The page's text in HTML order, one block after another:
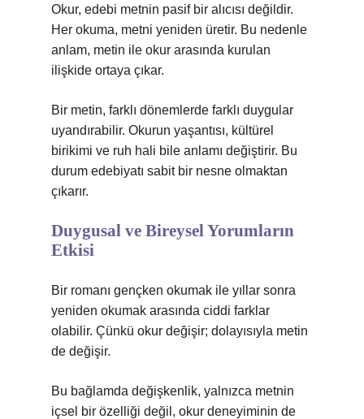
Okur, edebi metnin pasif bir alıcısı değildir.
Her okuma, metni yeniden üretir. Bu nedenle
anlam, metin ile okur arasında kurulan
ilişkide ortaya çıkar.
Bir metin, farklı dönemlerde farklı duygular
uyandırabilir. Okurun yaşantısı, kültürel
birikimi ve ruh hali bile anlamı değiştirir. Bu
durum edebiyatı sabit bir nesne olmaktan
çıkarır.
Duygusal ve Bireysel Yorumların
Etkisi
Bir romanı gençken okumak ile yıllar sonra
yeniden okumak arasında ciddi farklar
olabilir. Çünkü okur değişir; dolayısıyla metin
de değişir.
Bu bağlamda değişkenlik, yalnızca metnin
içsel bir özelliği değil, okur deneyiminin de